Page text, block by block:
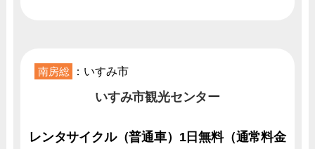
南房総 ：いすみ市
いすみ市観光センター
レンタサイクル（普通車）1日無料（通常料金